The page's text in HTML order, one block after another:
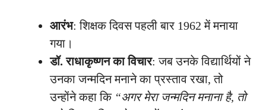
आरंभ: शिक्षक दिवस पहली बार 1962 में मनाया
गया।
डॉ. राधाकृष्णन का विचार: जब उनके विद्यार्थियों ने
उनका जन्मदिन मनाने का प्रस्ताव रखा, तो
उन्होंने कहा कि “अगर मेरा जन्मदिन मनाना है, तो